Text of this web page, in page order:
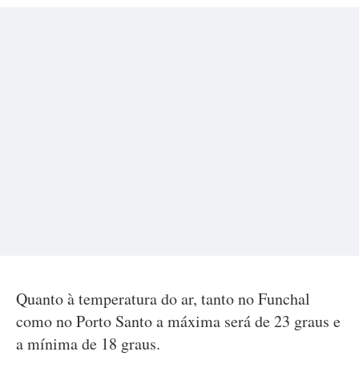
Quanto à temperatura do ar, tanto no Funchal
como no Porto Santo a máxima será de 23 graus e
a mínima de 18 graus.